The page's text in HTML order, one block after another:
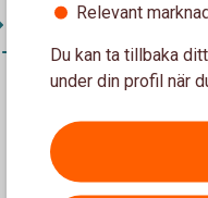
Relevant
Du kan ta tillbaka
under din profil när